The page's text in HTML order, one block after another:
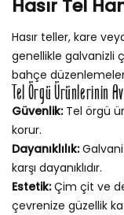
Hasır Tel
Hasır teller, kare
genellikle galvanizli
bahçe
Tel Örgü Ürünlerinin
Güvenlik:Tel örgü
korur.
Dayanıklılık:
karşı dayanıklıdır.
Estetik:Çim çit ve
çevrenize güzellik